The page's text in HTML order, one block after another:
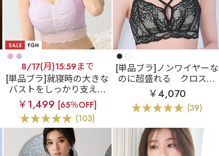
8/17(月)15:59まで
[単品ブラ]就寝時の大きな
バストをしっかり支える
しっかり美胸 夢ごこち
綿混 ナイトブラ 単品ブラ
ジャー (グラマーサイズ)
￥1,499 [65％OFF]
(103)
[単品ブラ]ノンワイヤーな
のに超盛れる
クロスコ
ードレース ノンワイヤー
超盛ブラ(R) 単品ブラジャ
ー
￥4,070
(39)